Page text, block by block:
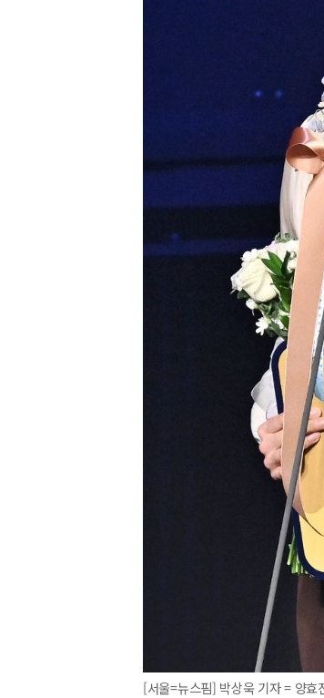
[서울=뉴스핌] 박상욱 기자 = 양